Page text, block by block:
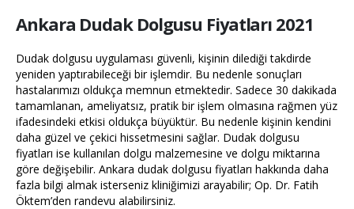
Ankara Dudak Dolgusu Fiyatları 2021
Dudak dolgusu uygulaması güvenli, kişinin dilediği takdirde
yeniden yaptırabileceği bir işlemdir. Bu nedenle sonuçları
hastalarımızı oldukça memnun etmektedir. Sadece 30 dakikada
tamamlanan, ameliyatsız, pratik bir işlem olmasına rağmen yüz
ifadesindeki etkisi oldukça büyüktür. Bu nedenle kişinin kendini
daha güzel ve çekici hissetmesini sağlar. Dudak dolgusu
fiyatları ise kullanılan dolgu malzemesine ve dolgu miktarına
göre değişebilir. Ankara dudak dolgusu fiyatları hakkında daha
fazla bilgi almak isterseniz kliniğimizi arayabilir; Op. Dr. Fatih
Öktem’den randevu alabilirsiniz.